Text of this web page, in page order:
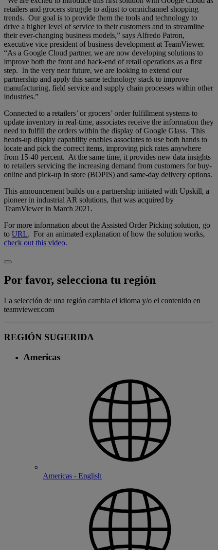
retailers and grocers struggle to adjust to omnichannel shopping
trends. Our goal is to provide them the tools and technology to
drive a higher level of service to their customers and to streamline
their ever-changing business models,” says Alfredo Patron,
executive vice president of business development at TeamViewer.
“As a Google Cloud partner, we are now developing solutions to
improve both the front and back-end of retail operations as a first
step. In the very near future, we are looking to extend our
partnership and apply this same technology stack to improve
manufacturing, field service and supply chain processes within other
industries.”
Connected to a retailers’ or grocers’ order fulfillment systems to
update inventory in real-time, associates receive the information they
need to fulfill the orders within the display of Google Glass. This
heads-up display capability enables associates to use both hands to
locate and pick the correct items, improving pick rates anywhere
from 15-40 percent. At the same time, it provides new data insights
to retailers servicing the increasing demand from customers for buy-
online and pick-up in store (BOPIS) and same-day delivery options.
This announcement builds on a partnership initiated with Upskill, a
pioneer in industrial AR solutions, that was acquired by
TeamViewer in March 2021.
For more information about the Assisted Order Picking solution, go
to URL. For an animated explanation of how the solution works,
check out this video.
Por favor, selecciona tu región
La selección de una región cambia el idioma y/o el contenido en
teamviewer.com
REGIÓN SUGERIDA
Americas
Americas - English